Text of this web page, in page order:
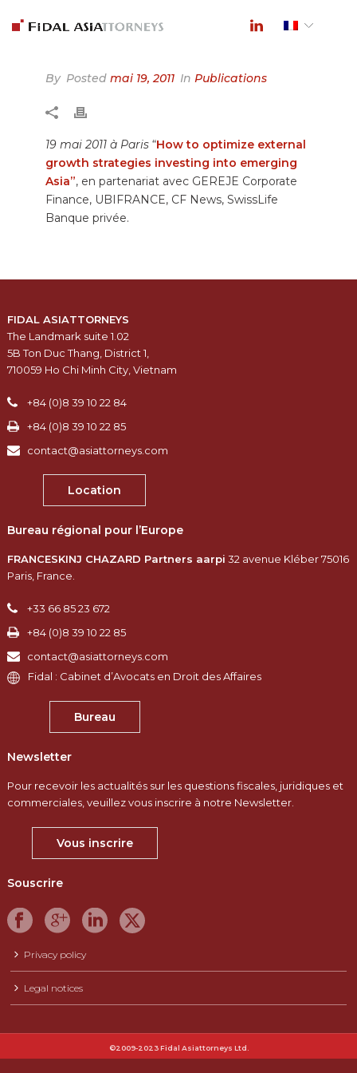
By Posted mai 19, 2011 In Publications
19 mai 2011 à Paris“How to optimize external
growth strategies investing into emerging
Asia”, en partenariat avec GEREJE Corporate
Finance, UBIFRANCE, CF News, SwissLife
Banque privée.
FIDAL ASIATTORNEYS
The Landmark suite 1.02
5B Ton Duc Thang, District 1,
710059 Ho Chi Minh City, Vietnam
+84 (0)8 39 10 22 84
+84 (0)8 39 10 22 85
contact@asiattorneys.com
Location
Bureau régional pour l’Europe
FRANCESKINJ CHAZARD Partners aarpi 32 avenue Kléber 75016
Paris, France.​
+33 66 85 23 672
+84 (0)8 39 10 22 85
contact@asiattorneys.com
Fidal : Cabinet d’Avocats en Droit des Affaires
Bureau
Newsletter
Pour recevoir les actualités sur les questions fiscales, juridiques et
commerciales, veuillez vous inscrire à notre Newsletter.
Vous inscrire
Souscrire
Privacy policy
Legal notices
©2009-2023 Fidal Asiattorneys Ltd.